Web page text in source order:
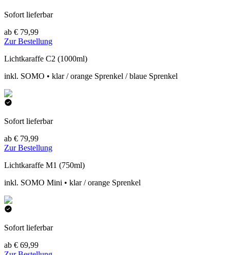
Sofort lieferbar
ab € 79,99
Zur Bestellung
Lichtkaraffe C2 (1000ml)
inkl. SOMO • klar / orange Sprenkel / blaue Sprenkel
Sofort lieferbar
ab € 79,99
Zur Bestellung
Lichtkaraffe M1 (750ml)
inkl. SOMO Mini • klar / orange Sprenkel
Sofort lieferbar
ab € 69,99